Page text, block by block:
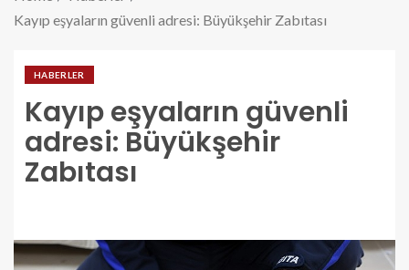
Kayıp eşyaların güvenli adresi: Büyükşehir Zabıtası
HABERLER
Kayıp eşyaların güvenli
adresi: Büyükşehir
Zabıtası